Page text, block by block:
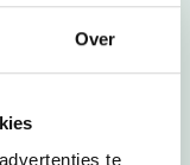
Over
te